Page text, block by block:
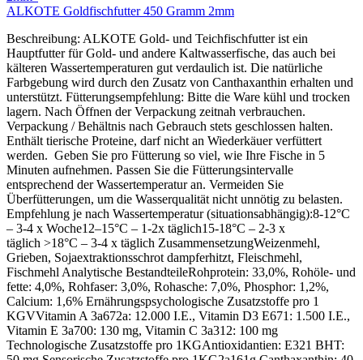
ALKOTE Goldfischfutter 450 Gramm 2mm
Beschreibung: ALKOTE Gold- und Teichfischfutter ist ein
Hauptfutter für Gold- und andere Kaltwasserfische, das auch bei
kälteren Wassertemperaturen gut verdaulich ist. Die natürliche
Farbgebung wird durch den Zusatz von Canthaxanthin erhalten und
unterstützt. Fütterungsempfehlung: Bitte die Ware kühl und trocken
lagern. Nach Öffnen der Verpackung zeitnah verbrauchen.
Verpackung / Behältnis nach Gebrauch stets geschlossen halten.
Enthält tierische Proteine, darf nicht an Wiederkäuer verfüttert
werden. Geben Sie pro Fütterung so viel, wie Ihre Fische in 5
Minuten aufnehmen. Passen Sie die Fütterungsintervalle
entsprechend der Wassertemperatur an. Vermeiden Sie
Überfütterungen, um die Wasserqualität nicht unnötig zu belasten.
Empfehlung je nach Wassertemperatur (situationsabhängig):8-12°C
– 3-4 x Woche12–15°C – 1-2x täglich15-18°C – 2-3 x
täglich >18°C – 3-4 x täglich ZusammensetzungWeizenmehl,
Grieben, Sojaextraktionsschrot dampferhitzt, Fleischmehl,
Fischmehl Analytische BestandteileRohprotein: 33,0%, Rohöle- und
fette: 4,0%, Rohfaser: 3,0%, Rohasche: 7,0%, Phosphor: 1,2%,
Calcium: 1,6% Ernährungspsychologische Zusatzstoffe pro 1
KGVVitamin A 3a672a: 12.000 I.E., Vitamin D3 E671: 1.500 I.E.,
Vitamin E 3a700: 130 mg, Vitamin C 3a312: 100 mg
Technologische Zusatzstoffe pro 1KGAntioxidantien: E321 BHT: